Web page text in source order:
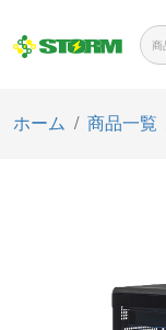
ホーム 商品一覧